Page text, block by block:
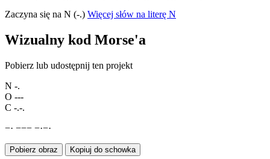
Zaczyna się na N (-.) Więcej słów na literę N
Wizualny kod Morse'a
Pobierz lub udostępnij ten projekt
N -.
O ---
C -.-.
−· −−− −·−·
Pobierz obraz Kopiuj do schowka